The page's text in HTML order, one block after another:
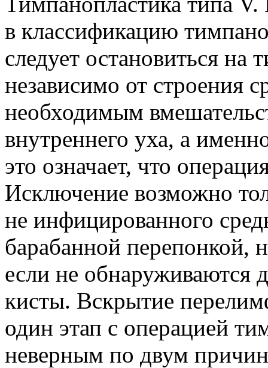
в классификацию
следует остановиться на
независимо от строения
необходимым
внутреннего уха, а
это означает, что
Исключение возможно
не инфицированного
барабанной перепонкой,
если не обнаруживаются
кисты. Вскрытие
один этап с операцией
неверным по двум